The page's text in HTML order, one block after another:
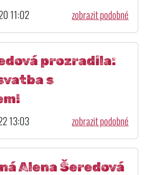
11:02 zobrazit podobné
prozradila:
s
13:03 zobrazit podobné
Alena Šeredová